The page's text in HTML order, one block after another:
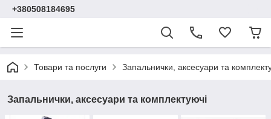
+380508184695
Товари та послуги Запальнички, аксесуари та
Запальнички, аксесуари та комплектуючі